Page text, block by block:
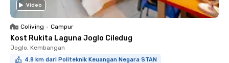
Video
Coliving • Campur
Kost Rukita Laguna Joglo Ciledug
Joglo, Kembangan
4.8 km dari Politeknik Keuangan Negara STAN